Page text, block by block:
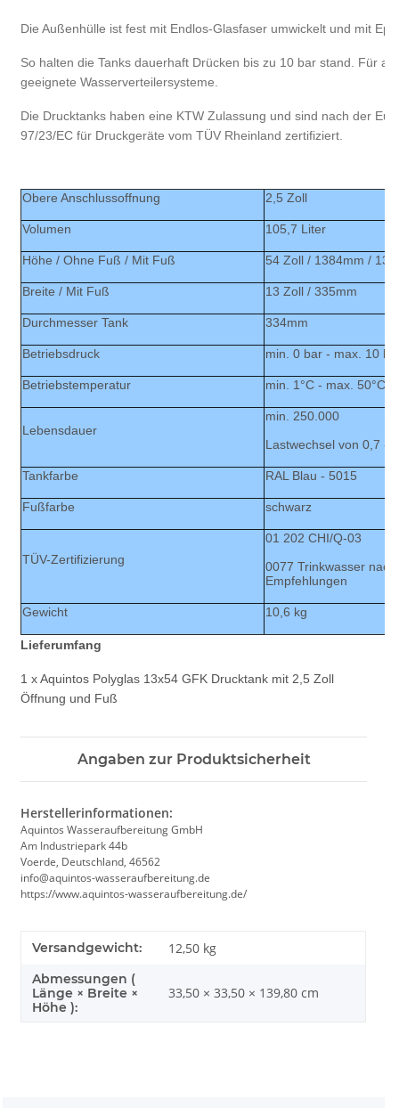
Die Außenhülle ist fest mit Endlos-Glasfaser umwickelt und mit
So halten die Tanks dauerhaft Drücken bis zu 10 bar stand. Für
geeignete Wasserverteilersysteme.
Die Drucktanks haben eine KTW Zulassung und sind nach der
97/23/EC für Druckgeräte vom TÜV Rheinland zertifiziert.
Obere Anschlussoffnung 2,5 Zoll
Volumen 105,7 Liter
Höhe / Ohne Fuß / Mit Fuß 54 Zoll / 1384mm /
Breite / Mit Fuß 13 Zoll / 335mm
Durchmesser Tank 334mm
Betriebsdruck min. 0 bar - max. 10
Betriebstemperatur min. 1°C - max. 50°C
Lebensdauer
min. 250.000
Lastwechsel von 0,7 -
Tankfarbe RAL Blau - 5015
Fußfarbe schwarz
TÜV-Zertifizierung
01 202 CHI/Q-03
0077 Trinkwasser
Empfehlungen
Gewicht 10,6 kg
Lieferumfang
1 x Aquintos Polyglas 13x54 GFK Drucktank mit 2,5 Zoll
Öffnung und Fuß
Angaben zur Produktsicherheit
Herstellerinformationen:
Aquintos Wasseraufbereitung GmbH
Am Industriepark 44b
Voerde, Deutschland, 46562
info@aquintos-wasseraufbereitung.de
https://www.aquintos-wasseraufbereitung.de/
Versandgewicht: 12,50 kg
Abmessungen (
Länge × Breite ×
Höhe ):
33,50 × 33,50 × 139,80 cm